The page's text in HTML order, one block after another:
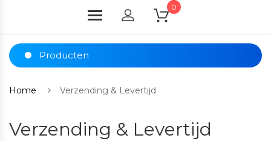
0
Producten
Home Verzending & Levertijd
Verzending & Levertijd